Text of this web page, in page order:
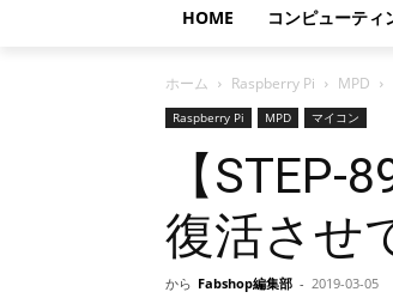
HOME コンピューティ
ホーム Raspberry Pi MPD
Raspberry Pi MPD マイコン
【STEP-
復活させ
から Fabshop編集部 - 2019-03-05